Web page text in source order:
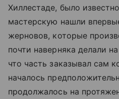
Хиллестаде, было
мастерскую нашли
жерновов, которые
почти наверняка делали
что часть заказывал сам
началось
продолжалось на